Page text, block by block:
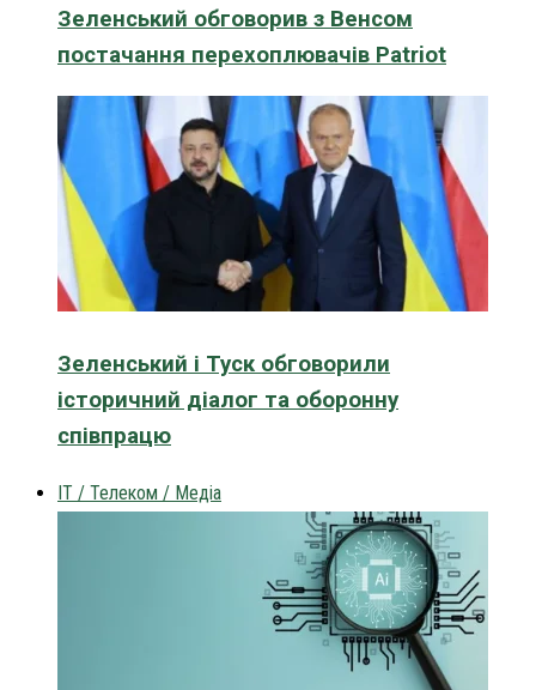
Зеленський обговорив з Венсом
постачання перехоплювачів Patriot
Зеленський і Туск обговорили
історичний діалог та оборонну
співпрацю
IT / Телеком / Медіа